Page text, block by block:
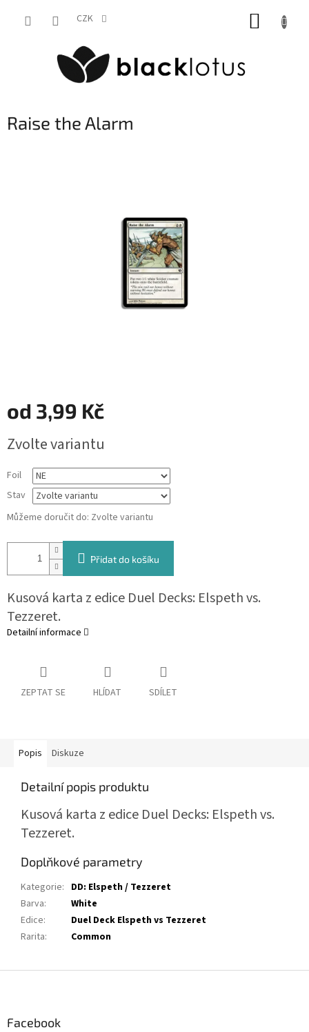
CZK
Raise the Alarm
od 3,99 Kč
cena:
Zvolte variantu
Foil
Stav
Můžeme doručit do: Zvolte variantu
Přidat do košíku
Kusová karta z edice Duel Decks: Elspeth vs.
Tezzeret.
Detailní informace
ZEPTAT SE HLÍDAT SDÍLET
Popis Diskuze
Detailní popis produktu
Kusová karta z edice Duel Decks: Elspeth vs.
Tezzeret.
Doplňkové parametry
Kategorie: DD: Elspeth / Tezzeret
Barva:
White
Edice:
Duel Deck Elspeth vs Tezzeret
Rarita: Common
Facebook